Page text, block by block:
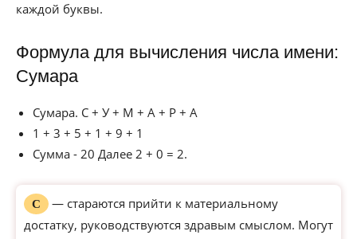
каждой буквы.
Формула для вычисления числа имени:
Сумара
Сумара. С + У + М + А + Р + А
1 + 3 + 5 + 1 + 9 + 1
Сумма - 20 Далее 2 + 0 = 2.
С
— стараются прийти к материальному
достатку, руководствуются здравым смыслом. Могут